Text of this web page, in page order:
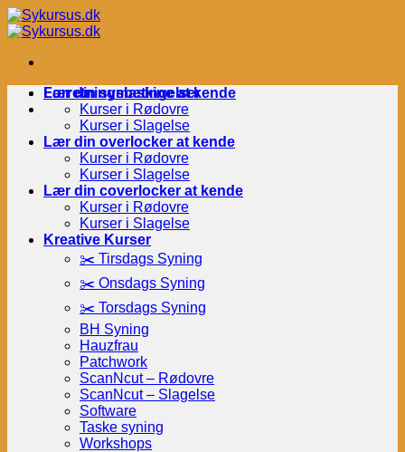
Fortsæt
til
Forretningsbetingelser
Lær din symaskine at kende
Kurser i Rødovre
Kurser i Slagelse
Lær din overlocker at kende
Kurser i Rødovre
Kurser i Slagelse
Lær din coverlocker at kende
Kurser i Rødovre
Kurser i Slagelse
Kreative Kurser
✂️ Tirsdags Syning
✂️ Onsdags Syning
✂️ Torsdags Syning
BH Syning
Hauzfrau
Patchwork
ScanNcut – Rødovre
ScanNcut – Slagelse
Software
Taske syning
Workshops